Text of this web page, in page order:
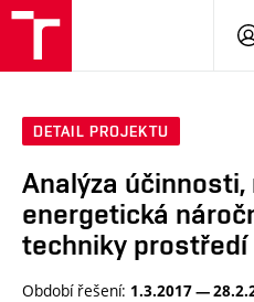
DETAIL PROJEKTU
Analýza
energetická
techniky prostředí
Období řešení: 1.3.2017 —